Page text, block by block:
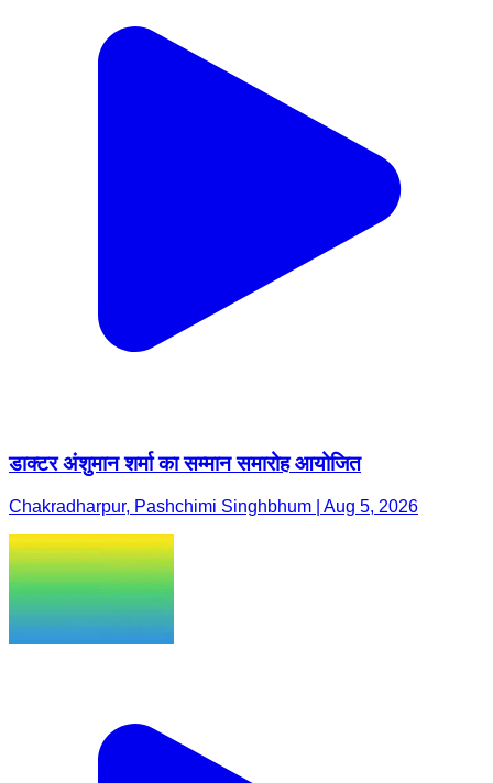
डाक्टर अंशुमान शर्मा का सम्मान समारोह आयोजित
Chakradharpur, Pashchimi Singhbhum | Aug 5, 2026